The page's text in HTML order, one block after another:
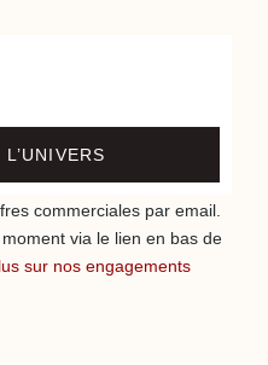
commerciales par email.
via le lien en bas de
sur nos engagements